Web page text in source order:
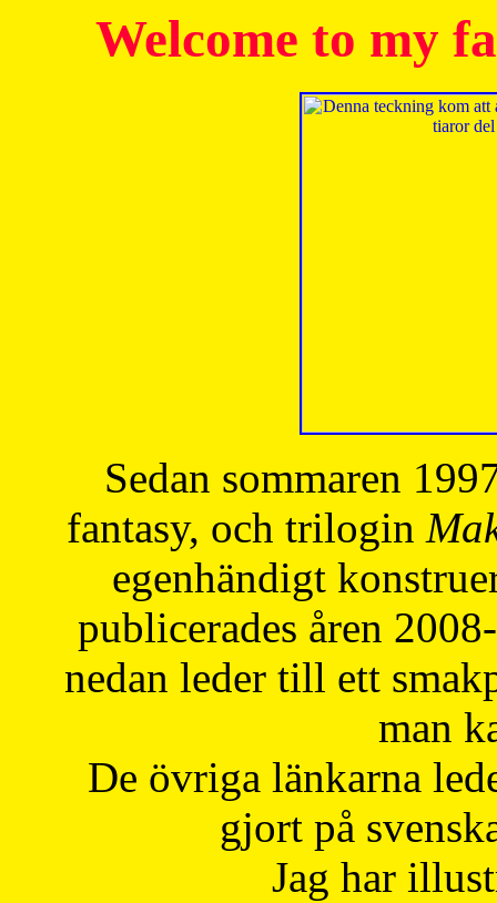
Welcome to my
Sedan sommaren
fantasy, och trilogin
egenhändigt
publicerades åren
nedan leder till ett
man
De övriga länkarna
gjort på
Jag har